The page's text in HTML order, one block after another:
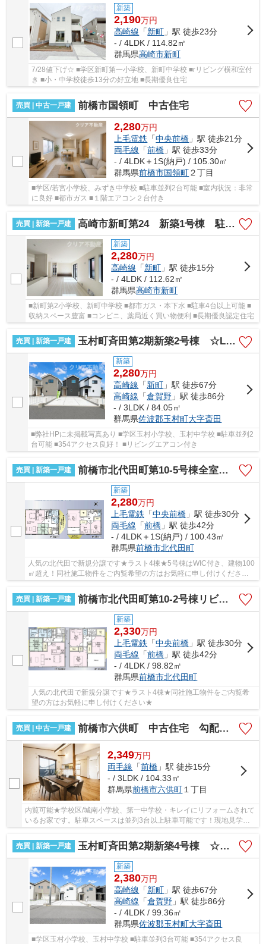
新築
2,190万円
高崎線 「新町 」駅 徒歩23分
- / 4LDK / 114.82㎡
群馬県高崎市新町
7/28値下げ☆ ■学区新町第一小学校、新町中学校 ■rリビング横和室付
き ■小・中学校徒歩13分の好立地 ■長期優良住宅
売買 | 中古一戸建 前橋市国領町 中古住宅
2,280万円
上毛電鉄 「中央前橋 」駅 徒歩21分
両毛線 「前橋 」駅 徒歩33分
- / 4LDK＋1S(納戸) / 105.30㎡
群馬県前橋市国領町２丁目
■学区/若宮小学校、みずき中学校 ■駐車並列2台可能 ■室内状況：非常
に良好 ■都市ガス ■１階エアコン２台付き
売買 | 新築一戸建 高崎市新町第24 新築1号棟 駐車4台可♪
新築
2,280万円
高崎線 「新町 」駅 徒歩15分
- / 4LDK / 112.62㎡
群馬県高崎市新町
■新町第2小学校、新町中学校 ■都市ガス・本下水 ■駐車4台以上可能 ■
収納スペース豊富 ■コンビニ、薬局近く買い物便利 ■長期優良認定住宅
売買 | 新築一戸建 玉村町斉田第2期新築2号棟 ☆LDKエアコン付☆354沿い
新築
2,280万円
高崎線 「新町 」駅 徒歩67分
高崎線 「倉賀野 」駅 徒歩86分
- / 3LDK / 84.05㎡
群馬県佐波郡玉村町大字斎田
■弊社HPに未掲載写真あり ■学区玉村小学校、玉村中学校 ■駐車並列2
台可能 ■354アクセス良好！ ■リビングエアコン付き
売買 | 新築一戸建 前橋市北代田町第10-5号棟全室南向き★
新築
2,280万円
上毛電鉄 「中央前橋」駅 徒歩30分
両毛線 「前橋」駅 徒歩42分
- / 4LDK＋1S(納戸) / 100.43㎡
群馬県前橋市北代田町
人気の北代田で新規分譲です★ラスト4棟★5号棟はWIC付き、建物100
㎡超え！同社施工物件をご内覧希望の方はお気軽に申し付けください
売買 | 新築一戸建
前橋市北代田町第10-2号棟リビング横和室★
新築
2,330万円
上毛電鉄 「中央前橋 」駅 徒歩30分
両毛線 「前橋 」駅 徒歩42分
- / 4LDK / 98.82㎡
群馬県前橋市北代田町
人気の北代田で新規分譲です★ラスト4棟★同社施工物件をご内覧希
望の方はお気軽に申し付けください★
売買 | 中古一戸建 前橋市六供町 中古住宅 勾配天井の明るいリビング
2,349万円
両毛線 「前橋 」駅 徒歩15分
- / 3LDK / 104.33㎡
群馬県前橋市六供町 １丁目
内覧可能★学校区/城南小学校、第一中学校・キレイにリフォームされて
いるお家です。駐車スペースは並列3台以上駐車可能です！現地見学は
売買 | 新築一戸建
玉村町斉田第2期新築4号棟 ☆駐車並列3台☆354沿い
新築
2,380万円
高崎線 「新町 」駅 徒歩67分
高崎線 「倉賀野 」駅 徒歩86分
- / 4LDK / 99.36㎡
群馬県佐波郡玉村町大字斎田
■学区玉村小学校、玉村中学校 ■駐車並列3台可能 ■354アクセス良